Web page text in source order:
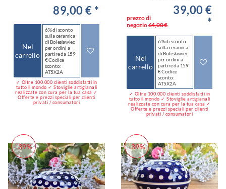
89,00 € *
Nel
carrello
6% di sconto
sulla ceramica
di Bolesławiec
per ordini a
partire da 159
€ Codice
sconto:
AT5X2A
✓ Oltre 100.000 clienti soddisfatti in
tutto il mondo ✓ Stoviglie artigianali
realizzate con cura per la tua casa ✓
Offerte e prezzi speciali per clienti
privati / consumatori
prezzo di
negozio64,00 €
39,00 €
*
Nel
carrello
6% di sconto
sulla ceramica
di Bolesławiec
per ordini a
partire da 159
€ Codice
sconto:
AT5X2A
✓ Oltre 100.000 clienti soddisfatti in
tutto il mondo ✓ Stoviglie artigianali
realizzate con cura per la tua casa ✓
Offerte e prezzi speciali per clienti
privati / consumatori
-39% -39%